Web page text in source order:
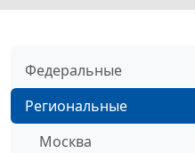
Федеральные
Региональные
Москва